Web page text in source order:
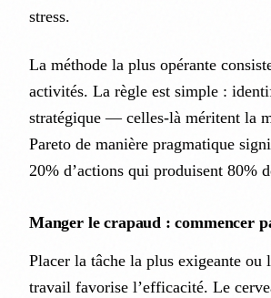
stress.
La méthode la plus opérante
activités. La règle est simple :
stratégique — celles-là méritent la
Pareto de manière pragmatique
20% d’actions qui produisent 80%
Manger le crapaud : commencer
Placer la tâche la plus exigeante ou
travail favorise l’efficacité. Le